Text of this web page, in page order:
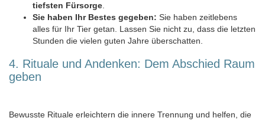
tiefsten Fürsorge
Sie haben Ihr Bestes gegeben: Sie haben zeitlebens
alles für Ihr Tier getan. Lassen Sie nicht zu, dass die letzten
Stunden die vielen guten Jahre überschatten.
4. Rituale und Andenken: Dem Abschied Raum
geben
Bewusste Rituale erleichtern die innere Trennung und helfen, die